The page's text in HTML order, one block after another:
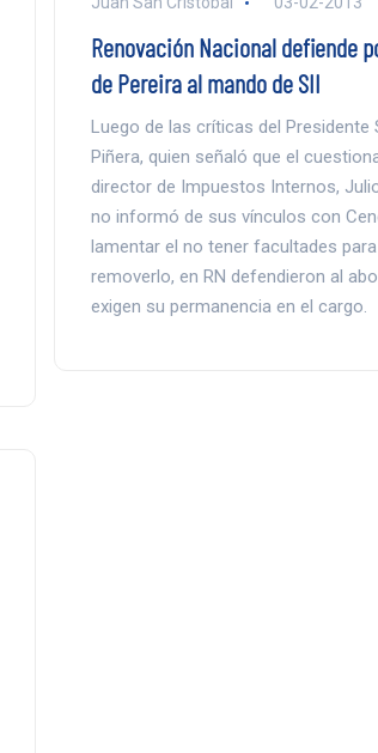
Renovación Nacional defiende
de Pereira al mando de SII
Luego de las críticas del Presidente
Piñera, quien señaló que el
director de Impuestos Internos,
no informó de sus vínculos con
lamentar el no tener facultades para
removerlo, en RN defendieron al
exigen su permanencia en el cargo.